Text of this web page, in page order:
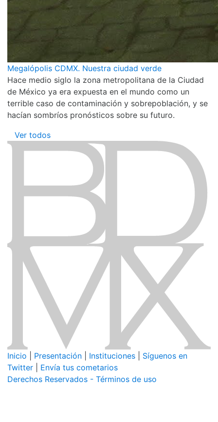
Megalópolis CDMX. Nuestra ciudad verde
Hace medio siglo la zona metropolitana de la Ciudad
de México ya era expuesta en el mundo como un
terrible caso de contaminación y sobrepoblación, y se
hacían sombríos pronósticos sobre su futuro.
Ver todos
Inicio Presentación Instituciones
Síguenos en
Twitter
Envía tus cometarios
Derechos Reservados - Términos de uso